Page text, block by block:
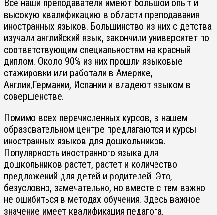
Все наши преподаватели имеют большой опыт и
высокую квалификацию в области преподавания
иностранных языков. Большинство из них с детства
изучали английский язык, закончили университет по
соответствующим специальностям на красный
диплом. Около 90% из них прошли языковые
стажировки или работали в Америке,
Англии,Германии, Испании и владеют языком в
совершенстве.
Помимо всех перечисленных курсов, в нашем
образовательном центре предлагаются и курсы
иностранных языков для дошкольников.
Популярность иностранного языка для
дошкольников растет, растет и количество
предложений для детей и родителей. Это,
безусловно, замечательно, но вместе с тем важно
не ошибиться в методах обучения. Здесь важное
значение имеет квалификация педагога.